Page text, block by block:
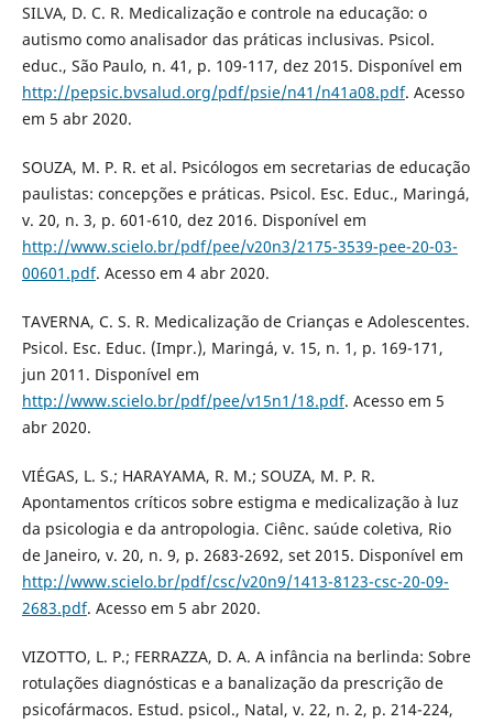
SILVA, D. C. R. Medicalização e controle na educação: o
autismo como analisador das práticas inclusivas. Psicol.
educ., São Paulo, n. 41, p. 109-117, dez 2015. Disponível em
http://pepsic.bvsalud.org/pdf/psie/n41/n41a08.pdf. Acesso
em 5 abr 2020.
SOUZA, M. P. R. et al. Psicólogos em secretarias de educação
paulistas: concepções e práticas. Psicol. Esc. Educ., Maringá,
v. 20, n. 3, p. 601-610, dez 2016. Disponível em
http://www.scielo.br/pdf/pee/v20n3/2175-3539-pee-20-03-
00601.pdf. Acesso em 4 abr 2020.
TAVERNA, C. S. R. Medicalização de Crianças e Adolescentes.
Psicol. Esc. Educ. (Impr.), Maringá, v. 15, n. 1, p. 169-171,
jun 2011. Disponível em
http://www.scielo.br/pdf/pee/v15n1/18.pdf. Acesso em 5
abr 2020.
VIÉGAS, L. S.; HARAYAMA, R. M.; SOUZA, M. P. R.
Apontamentos críticos sobre estigma e medicalização à luz
da psicologia e da antropologia. Ciênc. saúde coletiva, Rio
de Janeiro, v. 20, n. 9, p. 2683-2692, set 2015. Disponível em
http://www.scielo.br/pdf/csc/v20n9/1413-8123-csc-20-09-
2683.pdf. Acesso em 5 abr 2020.
VIZOTTO, L. P.; FERRAZZA, D. A. A infância na berlinda: Sobre
rotulações diagnósticas e a banalização da prescrição de
psicofármacos. Estud. psicol., Natal, v. 22, n. 2, p. 214-224,